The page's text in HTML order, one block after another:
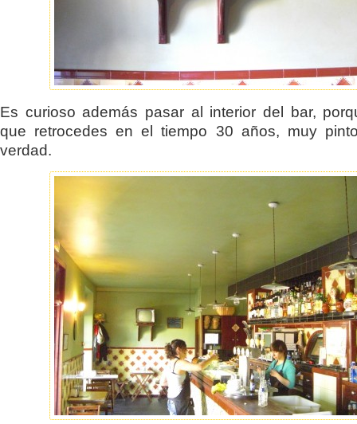
Es curioso además pasar al interior del bar,
que retrocedes en el tiempo 30 años, muy
verdad.